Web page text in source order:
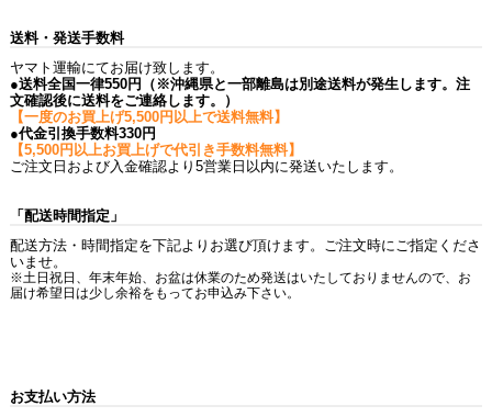
送料・発送手数料
ヤマト運輸にてお届け致します。
●送料全国一律550円（※沖縄県と一部離島は別途送料が発生します。注
文確認後に送料をご連絡します。）
【一度のお買上げ5,500円以上で送料無料】
●代金引換手数料330円
【5,500円以上お買上げで代引き手数料無料】
ご注文日および入金確認より5営業日以内に発送いたします。
「配送時間指定」
配送方法・時間指定を下記よりお選び頂けます。ご注文時にご指定くださ
いませ。
※土日祝日、年末年始、お盆は休業のため発送はいたしておりませんので、お
届け希望日は少し余裕をもってお申込み下さい。
お支払い方法